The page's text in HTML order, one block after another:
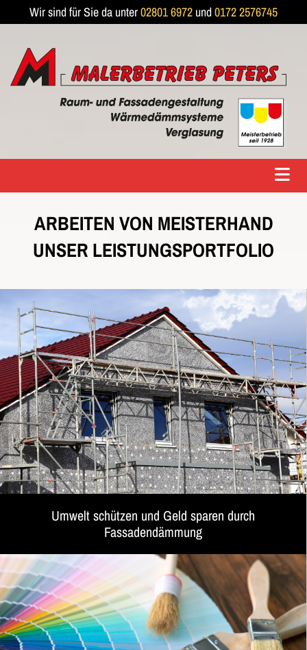
Wir sind für Sie da unter02801 6972 und0172 2576745
ARBEITEN VON MEISTERHAND
UNSER LEISTUNGSPORTFOLIO
Umwelt schützen und Geld sparen durch
Fassadendämmung